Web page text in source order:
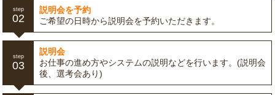
step
02
説明会を予約
ご希望の日時から説明会を予約いただきます。
step
03
説明会
お仕事の進め方やシステムの説明などを行います。(説明会
後、選考会あり)